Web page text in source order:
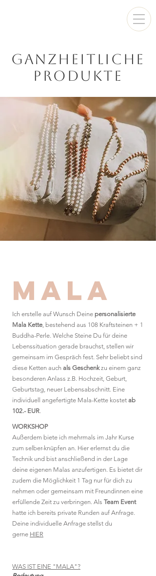
GANZHEITLICHE
PRODUKTE
Mala
Ich erstelle auf Wunsch Deine personalisierte
Mala Kette, bestehend aus 108 Kraftsteinen + 1
Buddha-Perle. Welche Steine Du für deine
Lebenssituation gerade brauchst, stellen wir
gemeinsam im Gespräch fest. Sehr beliebt sind
diese Ketten auch als Geschenkzu einem ganz
besonderen Anlass z.B. Hochzeit, Geburt,
Geburtstag, neuer Lebensabschnitt. Eine
individuell angefertigte Mala-Kette kostet ab
102.- EUR.
WORKSHOP
Außerdem biete ich mehrmals im Jahr Kurse
zum selber-knüpfen an. Hier erlernst du die
Technik und bist anschließend in der Lage
deine eigenen Malas anzufertigen. Es bietet dir
zudem die Möglichkeit 1 Tag nur für dich zu
nehmen oder gemeinsam mit Freundinnen eine
erfüllende Zeit zu verbringen. Als Team Event
hatte ich bereits private Runden auf Anfrage.
Deine individuelle Anfrage stellst du
gerne HIER
WAS IST EINE "MALA"?